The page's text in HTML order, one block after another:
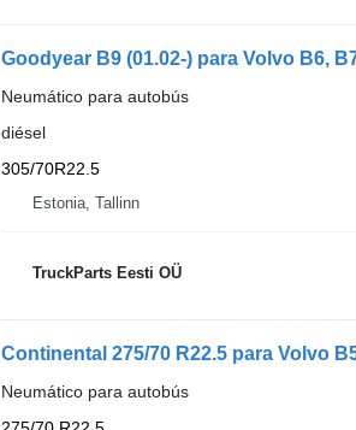
Goodyear B9 (01.02-) para Volvo B6,
Neumático para autobús
diésel
305/70R22.5
Estonia, Tallinn
TruckParts Eesti OÜ
Continental 275/70 R22.5 para Volvo
Neumático para autobús